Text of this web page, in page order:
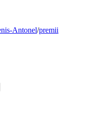
Antonel/premii